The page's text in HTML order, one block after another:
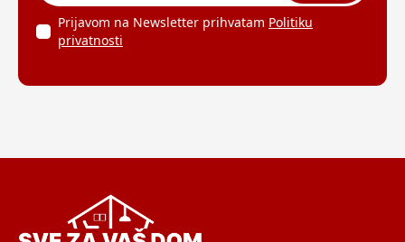
Prijavom na Newsletter prihvatam Politiku
privatnosti